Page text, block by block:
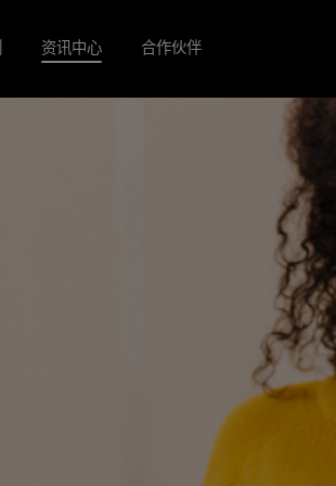
资讯中心 合作伙伴